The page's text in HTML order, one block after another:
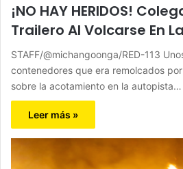
¡NO HAY HERIDOS!
Trailero Al Volcarse En
STAFF/@michangoonga/RED-113
contenedores que era remolcados
sobre la acotamiento en la autopista…
Leer más »